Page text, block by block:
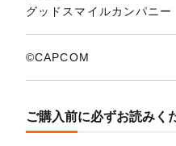
グッドスマイルカンパニー
©CAPCOM
ご購入前に必ずお読みく